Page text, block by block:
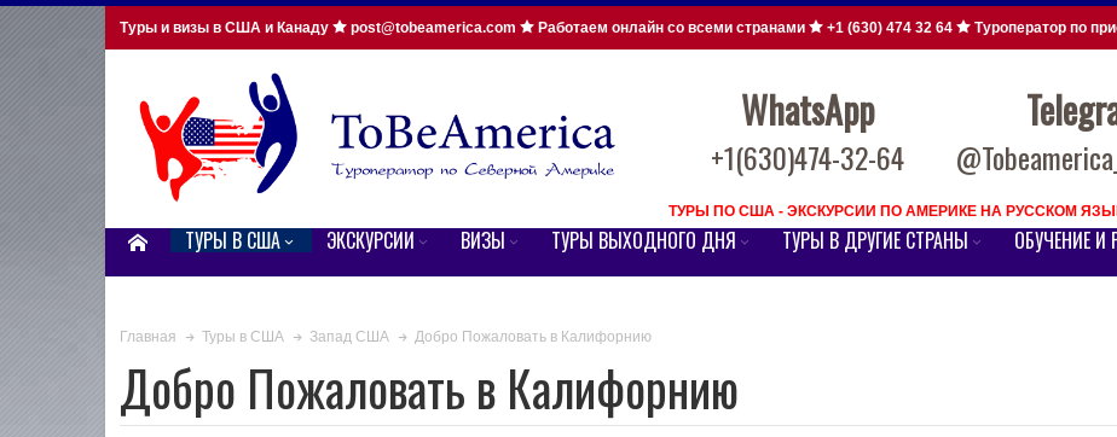
Туры и визы в США и Канаду post@tobeamerica.com Работаем онлайн со всеми странами +1 (630) 474 32 64 Туроператор по
WhatsApp
+1(630)474-32-64
ТУРЫ ПО США - ЭКСКУРСИИ ПО АМЕРИКЕ НА РУССКОМ
ТУРЫ В США ЭКСКУРСИИ ВИЗЫ ТУРЫ ВЫХОДНОГО ДНЯ ТУРЫ В ДРУГИЕ СТРАНЫ ОБУЧЕНИЕ И
Главная Туры в США Запад США Добро Пожаловать в Калифорнию
Добро Пожаловать в Калифорнию